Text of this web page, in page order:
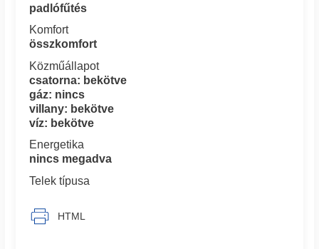
padlófűtés
Komfort
összkomfort
Közműállapot
csatorna: bekötve
gáz: nincs
villany: bekötve
víz: bekötve
Energetika
nincs megadva
Telek típusa
HTML